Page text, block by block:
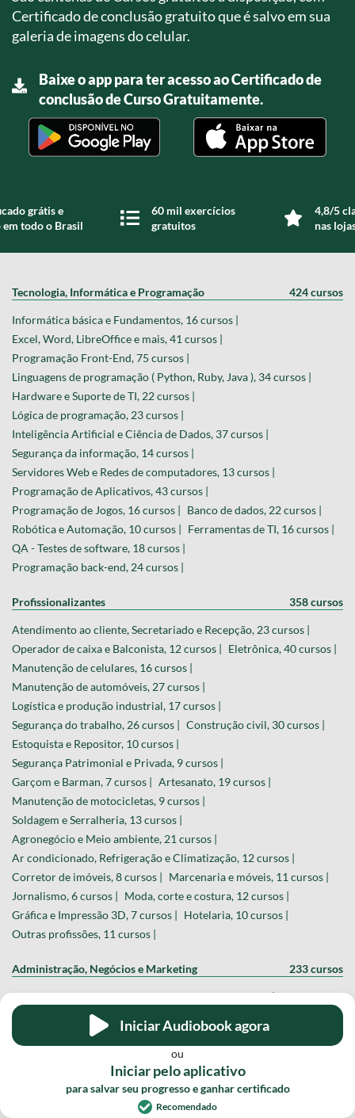
Iniciar Audiobook agora
ou
Iniciar pelo aplicativo
para salvar seu progresso e ganhar certificado
Recomendado
Certificado de conclusão gratuito que é salvo em sua
galeria de imagens do celular.
Baixe o app para ter acesso ao Certificado de
conclusão de Curso Gratuitamente.
grátis e
todo o Brasil
60 mil exercícios
gratuitos
4,8/5
nas
Tecnologia, Informática e Programação 424 cursos
Informática básica e Fundamentos, 16 cursos |
Excel, Word, LibreOffice e mais, 41 cursos |
Programação Front-End, 75 cursos |
Linguagens de programação ( Python, Ruby, Java ), 34 cursos |
Hardware e Suporte de TI, 22 cursos |
Lógica de programação, 23 cursos |
Inteligência Artificial e Ciência de Dados, 37 cursos |
Segurança da informação, 14 cursos |
Servidores Web e Redes de computadores, 13 cursos |
Programação de Aplicativos, 43 cursos |
Programação de Jogos, 16 cursos | Banco de dados, 22 cursos |
Robótica e Automação, 10 cursos | Ferramentas de TI, 16 cursos |
QA - Testes de software, 18 cursos |
Programação back-end, 24 cursos |
Profissionalizantes 358 cursos
Atendimento ao cliente, Secretariado e Recepção, 23 cursos |
Operador de caixa e Balconista, 12 cursos | Eletrônica, 40 cursos |
Manutenção de celulares, 16 cursos |
Manutenção de automóveis, 27 cursos |
Logística e produção industrial, 17 cursos |
Segurança do trabalho, 26 cursos | Construção civil, 30 cursos |
Estoquista e Repositor, 10 cursos |
Segurança Patrimonial e Privada, 9 cursos |
Garçom e Barman, 7 cursos | Artesanato, 19 cursos |
Manutenção de motocicletas, 9 cursos |
Soldagem e Serralheria, 13 cursos |
Agronegócio e Meio ambiente, 21 cursos |
Ar condicionado, Refrigeração e Climatização, 12 cursos |
Corretor de imóveis, 8 cursos | Marcenaria e móveis, 11 cursos |
Jornalismo, 6 cursos | Moda, corte e costura, 12 cursos |
Gráfica e Impressão 3D, 7 cursos | Hotelaria, 10 cursos |
Outras profissões, 11 cursos |
Administração, Negócios e Marketing 233 cursos
Gestão de empresas e Empreendedorismo, 24 cursos |
Marketing digital, 47 cursos |
Vendas e Comércio eletrônico, 19 cursos |
Investimentos e Educação Financeira, 36 cursos |
Recursos Humanos, 15 cursos | Contabilidade, 16 cursos |
Gestão pública e Política, 21 cursos |
Economia e Finanças Empresariais, 30 cursos |